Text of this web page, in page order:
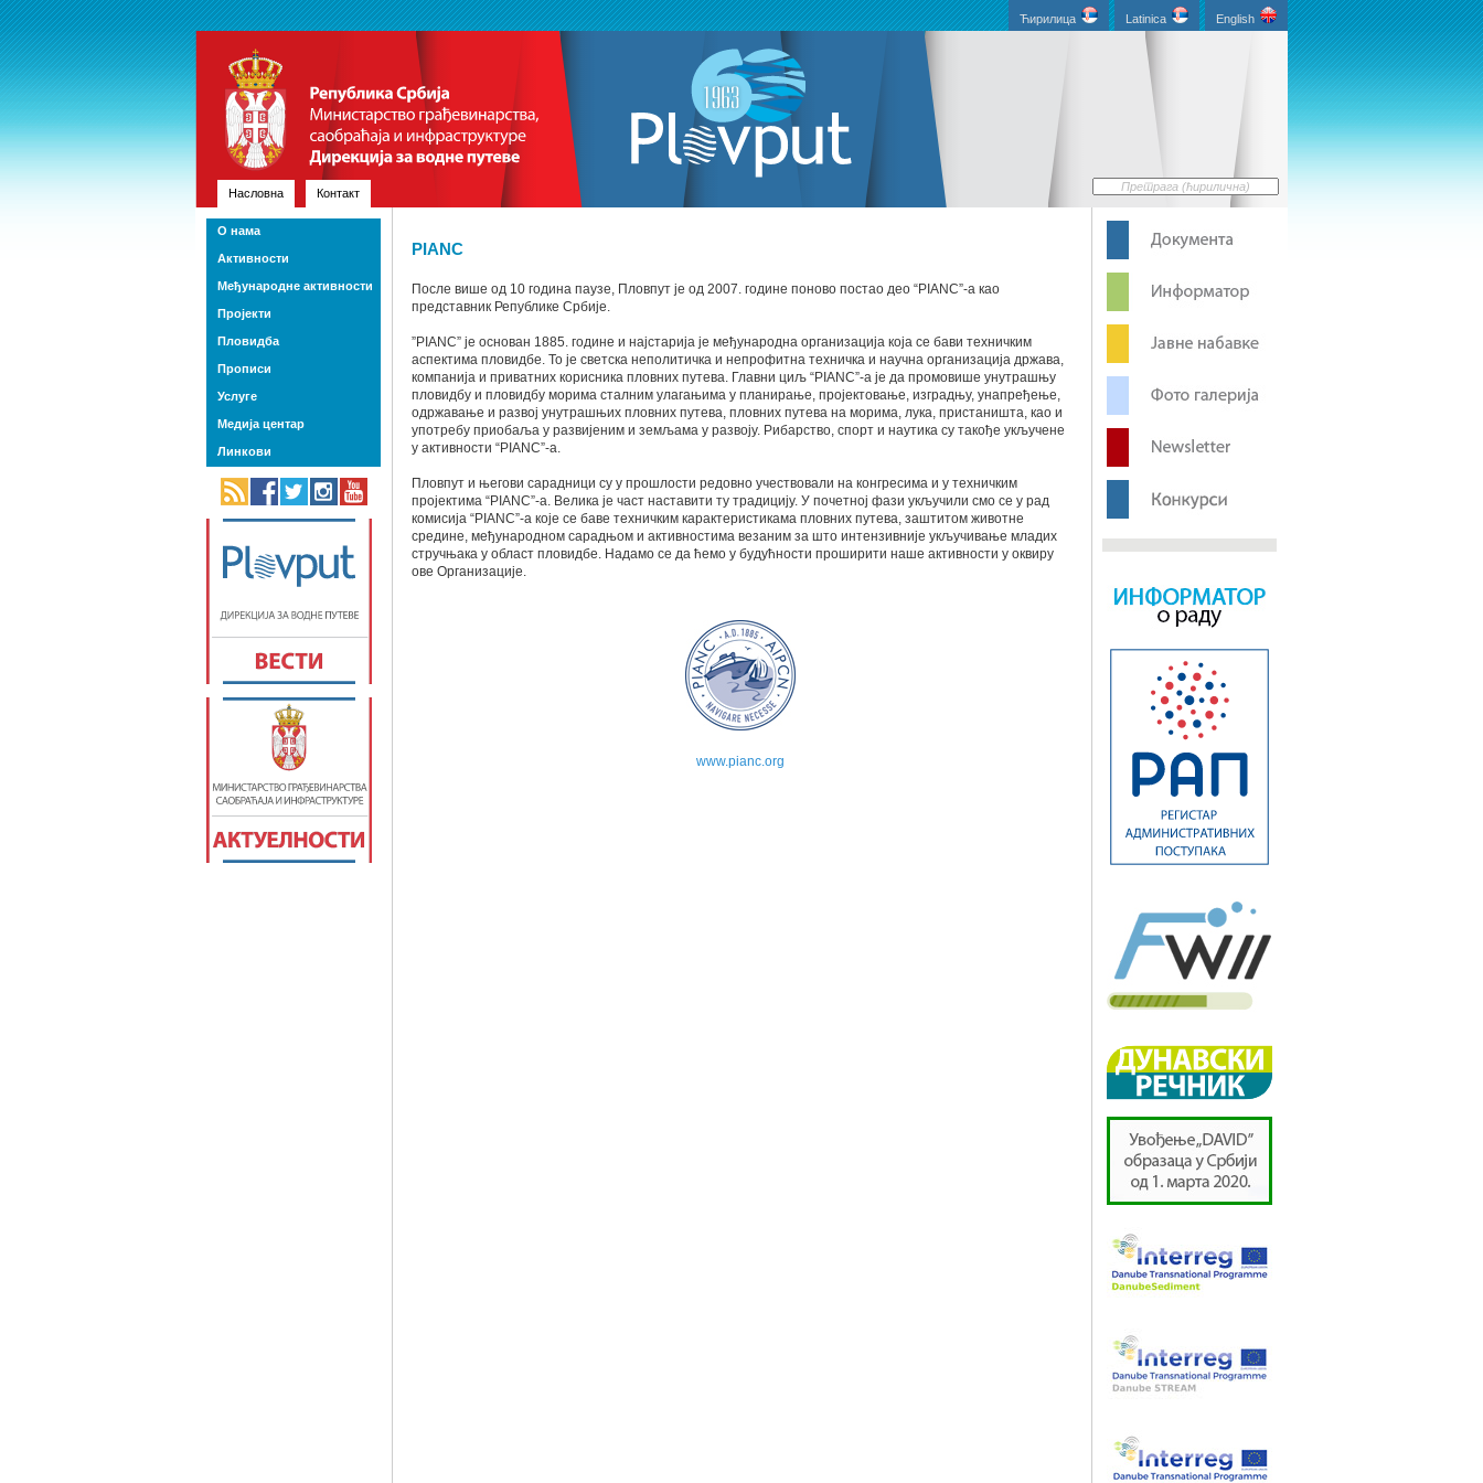
English
Latinica
Ћирилица
Насловна Контакт
PIANC
После више од 10 година паузе, Пловпут је од 2007. године поново постао део “PIANC”-а као
представник Републике Србије.
”PIANC” је основан 1885. године и најстарија је међународна организација која се бави техничким
аспектима пловидбе. То је светска неполитичка и непрофитна техничка и научна организација држава,
компанија и приватних корисника пловних путева. Главни циљ “PIANC”-a је да промовише унутрашњу
пловидбу и пловидбу морима сталним улагањима у планирање, пројектовање, изградњу, унапређење,
одржавање и развој унутрашњих пловних путева, пловних путева на морима, лука, пристаништа, као и
употребу приобаља у развијеним и земљама у развоју. Рибарство, спорт и наутика су такође укључене
у активности “PIANC”-a.
Пловпут и његови сарадници су у прошлости редовно учествовали на конгресима и у техничким
пројектима “PIANC”-a. Велика је част наставити ту традицију. У почетној фази укључили смо се у рад
комисија “PIANC”-a које се баве техничким карактеристикама пловних путева, заштитом животне
средине, међународном сарадњом и активностима везаним за што интензивније укључивање младих
стручњака у област пловидбе. Надамо се да ћемо у будућности проширити наше активности у оквиру
ове Организације.
www.pianc.org
О нама
Активности
Међународне активности
Пројекти
Пловидба
Прописи
Услуге
Медија центар
Линкови